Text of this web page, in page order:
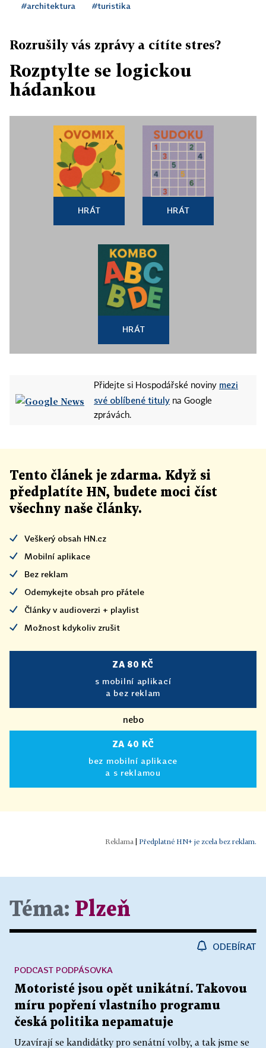
#architektura #turistika
Rozrušily vás zprávy a cítíte stres?
Rozptylte se logickou
hádankou
HRÁT HRÁT
HRÁT
Přidejte si Hospodářské noviny mezi
své oblíbené tituly na Google
zprávách.
Tento článek je zdarma. Když si
předplatíte HN, budete moci číst
všechny naše články.
Veškerý obsah HN.cz
Mobilní aplikace
Bez reklam
Odemykejte obsah pro přátele
Články v audioverzi + playlist
Možnost kdykoliv zrušit
ZA 80 KČ
s mobilní aplikací
a bez reklam
nebo
ZA 40 KČ
bez mobilní aplikace
a s reklamou
Předplatné HN+ je zcela bez reklam.
Téma: Plzeň
ODEBÍRAT
Motoristé jsou opět unikátní. Takovou
míru popření vlastního programu
česká politika nepamatuje
Uzavírají se kandidátky pro senátní volby, a tak jsme se
PODCAST PODPÁSOVKA